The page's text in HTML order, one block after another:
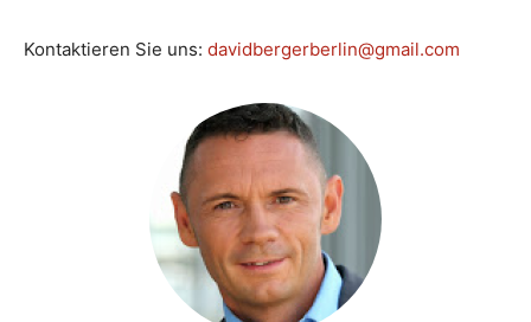
Kontaktieren Sie uns: davidbergerberlin@gmail.com